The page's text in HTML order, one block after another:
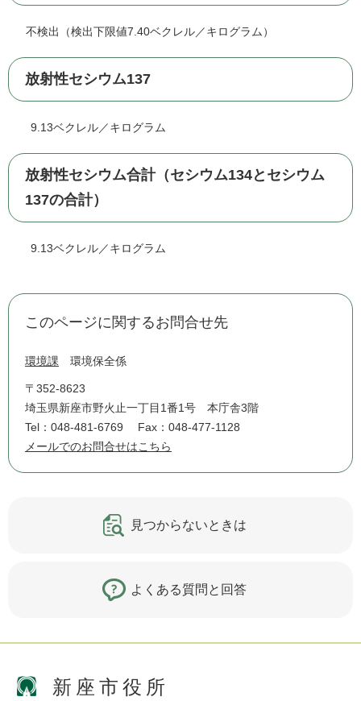
不検出（検出下限値7.40ベクレル／キログラム）
放射性セシウム137
9.13ベクレル／キログラム
放射性セシウム合計（セシウム134とセシウム
137の合計）
9.13ベクレル／キログラム
このページに関するお問合せ先
環境課 環境保全係
〒352-8623
埼玉県新座市野火止一丁目1番1号 本庁舎3階
Tel：048-481-6769
Fax：048-477-1128
メールでのお問合せはこちら
見つからないときは
よくある質問と回答
新座市役所